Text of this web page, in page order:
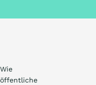
Wie
öffentliche